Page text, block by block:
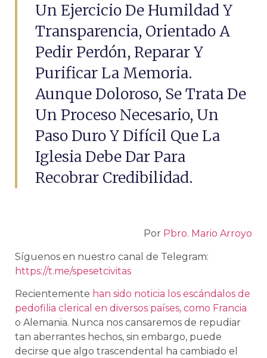
Un Ejercicio De Humildad Y
Transparencia, Orientado A
Pedir Perdón, Reparar Y
Purificar La Memoria.
Aunque Doloroso, Se Trata De
Un Proceso Necesario, Un
Paso Duro Y Difícil Que La
Iglesia Debe Dar Para
Recobrar Credibilidad.
Por Pbro. Mario Arroyo
Síguenos en nuestro canal de Telegram:
https://t.me/spesetcivitas
Recientemente han sido noticia los escándalos de
pedofilia clerical en diversos países, como Francia
o Alemania. Nunca nos cansaremos de repudiar
tan aberrantes hechos, sin embargo, puede
decirse que algo trascendental ha cambiado el